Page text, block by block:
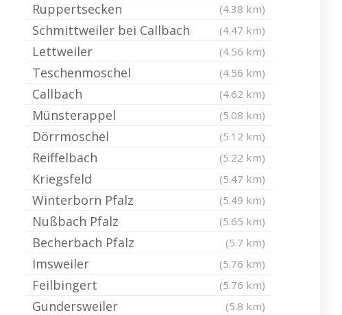
Ruppertsecken (4.38 km)
Schmittweiler bei Callbach (4.47 km)
Lettweiler (4.56 km)
Teschenmoschel (4.56 km)
Callbach (4.62 km)
Münsterappel (5.08 km)
Dörrmoschel (5.12 km)
Reiffelbach (5.22 km)
Kriegsfeld (5.47 km)
Winterborn Pfalz (5.49 km)
Nußbach Pfalz (5.65 km)
Becherbach Pfalz (5.7 km)
Imsweiler (5.76 km)
Feilbingert (5.76 km)
Gundersweiler (5.8 km)